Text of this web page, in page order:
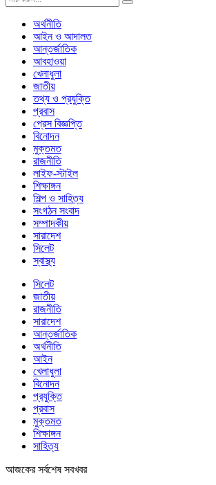
অর্থনীতি
আইন ও আদালত
আন্তর্জাতিক
আবহাওয়া
খেলাধুলা
জাতীয়
তথ্য ও প্রযুক্তি
প্রবাস
প্রেস বিজ্ঞপ্তি
বিনোদন
মুক্তমত
রাজনীতি
লাইফ-স্টাইল
শিক্ষাঙ্গন
শিল্প ও সাহিত্য
সংগঠন সংবাদ
সম্পাদকীয়
সারাদেশ
সিলেট
স্বাস্থ্য
সিলেট
জাতীয়
রাজনীতি
সারাদেশ
আন্তর্জাতিক
অর্থনীতি
আইন
খেলাধুলা
বিনোদন
প্রযুক্তি
প্রবাস
মুক্তমত
শিক্ষাঙ্গন
সাহিত্য
আজকের সর্বশেষ সবখবর